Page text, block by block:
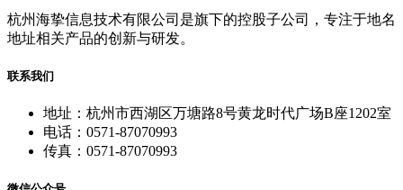
杭州海挚信息技术有限公司是旗下的控股子公司，专注于地名
地址相关产品的创新与研发。
联系我们
地址：杭州市西湖区万塘路8号黄龙时代广场B座1202室
电话：0571-87070993
传真：0571-87070993